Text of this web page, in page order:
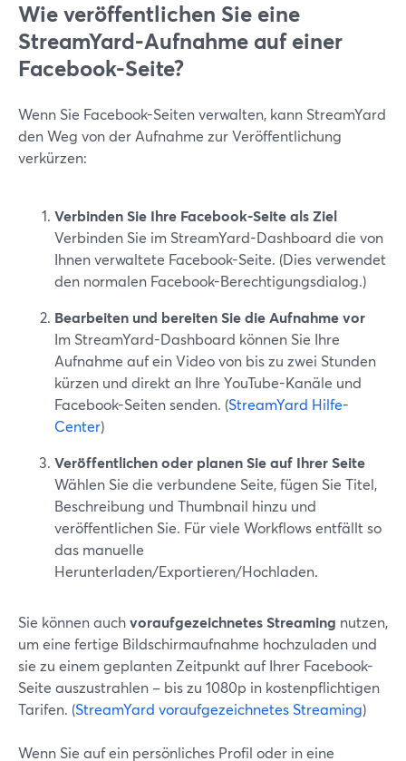
Wie veröffentlichen Sie eine
StreamYard-Aufnahme auf einer
Facebook-Seite?
Wenn Sie Facebook-Seiten verwalten, kann StreamYard
den Weg von der Aufnahme zur Veröffentlichung
verkürzen:
Verbinden Sie Ihre Facebook-Seite als Ziel
Verbinden Sie im StreamYard-Dashboard die von
Ihnen verwaltete Facebook-Seite. (Dies verwendet
den normalen Facebook-Berechtigungsdialog.)
Bearbeiten und bereiten Sie die Aufnahme vor
Im StreamYard-Dashboard können Sie Ihre
Aufnahme auf ein Video von bis zu zwei Stunden
kürzen und direkt an Ihre YouTube-Kanäle und
Facebook-Seiten senden. (StreamYard Hilfe-
Center)
Veröffentlichen oder planen Sie auf Ihrer Seite
Wählen Sie die verbundene Seite, fügen Sie Titel,
Beschreibung und Thumbnail hinzu und
veröffentlichen Sie. Für viele Workflows entfällt so
das manuelle
Herunterladen/Exportieren/Hochladen.
Sie können auchvoraufgezeichnetes Streaming nutzen,
um eine fertige Bildschirmaufnahme hochzuladen und
sie zu einem geplanten Zeitpunkt auf Ihrer Facebook-
Seite auszustrahlen – bis zu 1080p in kostenpflichtigen
Tarifen. (StreamYard voraufgezeichnetes Streaming)
Wenn Sie auf ein persönliches Profil oder in eine